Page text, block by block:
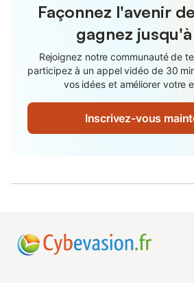
Façonnez l'avenir
gagnez jusqu'à
Rejoignez notre communauté de
participez à un appel vidéo de 30
vos idées et améliorer votre
Inscrivez-vous